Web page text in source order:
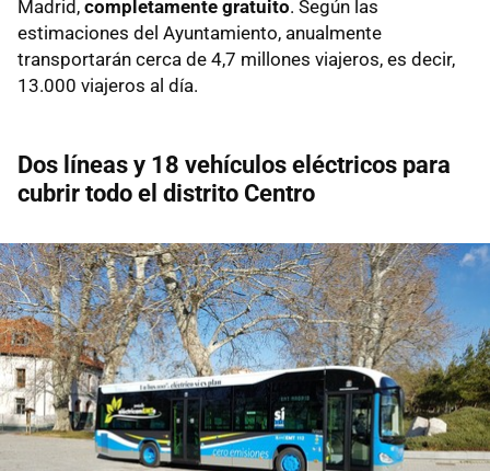
Madrid, completamente gratuito. Según las
estimaciones del Ayuntamiento, anualmente
transportarán cerca de 4,7 millones viajeros, es decir,
13.000 viajeros al día.
Dos líneas y 18 vehículos eléctricos para
cubrir todo el distrito Centro